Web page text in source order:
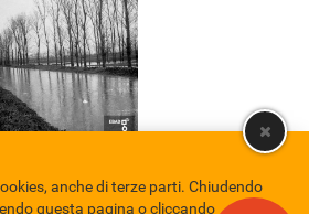
Nazionale Privacy policy
anche di terze parti. Chiudendo
questa pagina o cliccando